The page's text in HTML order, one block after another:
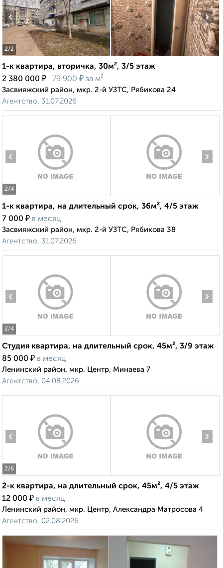
2/2
‹ ›
1-к квартира, вторичка, 30м², 3/5 этаж
2 380 000 ₽ 79 900 ₽ за м²
Засвияжский район, мкр. 2-й УЗТС, Рябикова 24
Агентство, 31.07.2026
2/4
‹ ›
1-к квартира, на длительный срок, 36м², 4/5 этаж
7 000 ₽ в месяц
Засвияжский район, мкр. 2-й УЗТС, Рябикова 38
Агентство, 31.07.2026
2/4
‹ ›
Студия квартира, на длительный срок, 45м², 3/9 этаж
85 000 ₽ в месяц
Ленинский район, мкр. Центр, Минаева 7
Агентство, 04.08.2026
2/6
‹ ›
2-к квартира, на длительный срок, 45м², 4/5 этаж
12 000 ₽ в месяц
Ленинский район, мкр. Центр, Александра Матросова 4
Агентство, 02.08.2026